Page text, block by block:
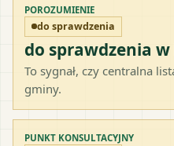
POROZUMIENIE
do sprawdzenia
do sprawdzenia w
To sygnał, czy centralna
gminy.
PUNKT KONSULTACYJNY